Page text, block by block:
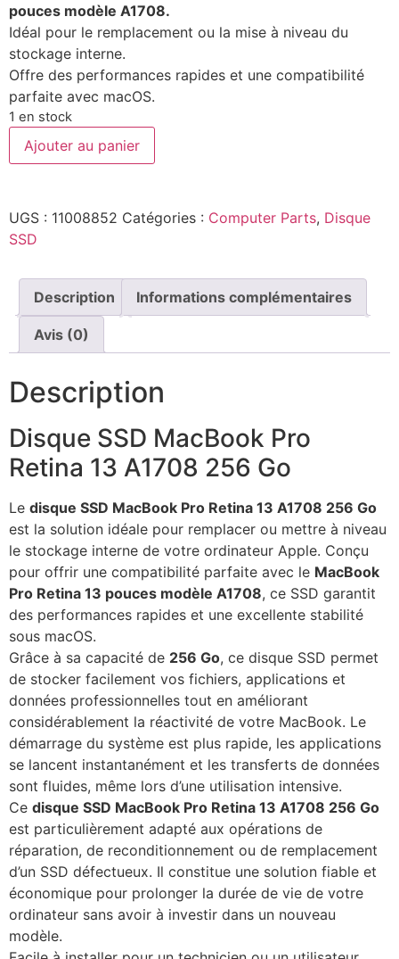
pouces modèle A1708.
Idéal pour le remplacement ou la mise à niveau du
stockage interne.
Offre des performances rapides et une compatibilité
parfaite avec macOS.
1 en stock
Ajouter au panier
UGS : 11008852 Catégories : Computer Parts, Disque
SSD
Description Informations complémentaires
Avis (0)
Description
Disque SSD MacBook Pro
Retina 13 A1708 256 Go
Le disque SSD MacBook Pro Retina 13 A1708 256 Go
est la solution idéale pour remplacer ou mettre à niveau
le stockage interne de votre ordinateur Apple. Conçu
pour offrir une compatibilité parfaite avec le MacBook
Pro Retina 13 pouces modèle A1708, ce SSD garantit
des performances rapides et une excellente stabilité
sous macOS.
Grâce à sa capacité de 256 Go, ce disque SSD permet
de stocker facilement vos fichiers, applications et
données professionnelles tout en améliorant
considérablement la réactivité de votre MacBook. Le
démarrage du système est plus rapide, les applications
se lancent instantanément et les transferts de données
sont fluides, même lors d’une utilisation intensive.
Ce disque SSD MacBook Pro Retina 13 A1708 256 Go
est particulièrement adapté aux opérations de
réparation, de reconditionnement ou de remplacement
d’un SSD défectueux. Il constitue une solution fiable et
économique pour prolonger la durée de vie de votre
ordinateur sans avoir à investir dans un nouveau
modèle.